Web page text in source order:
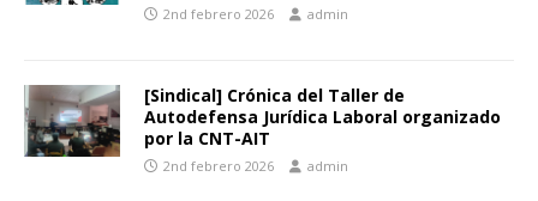
2nd febrero 2026 admin
[Sindical] Crónica del Taller de
Autodefensa Jurídica Laboral organizado
por la CNT-AIT
2nd febrero 2026 admin